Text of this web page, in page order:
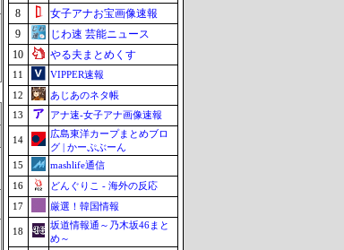
8
女子アナお宝画像速報
9
じわ速 芸能ニュース
10
やる夫まとめくす
11
VIPPER速報
12
あじあのネタ帳
13
アナ速‐女子アナ画像速報
14
広島東洋カープまとめブロ
グ | かーぷぶーん
15
mashlife通信
16
どんぐりこ - 海外の反応
17
厳選！韓国情報
18
坂道情報通～乃木坂46まと
め～